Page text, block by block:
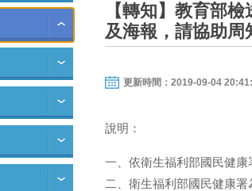
【轉知】教育部
及海報，請協助周
更新時間：2019-09-04
說明：
一、依衛生福利部國民健康
二、衛生福利部國民健康